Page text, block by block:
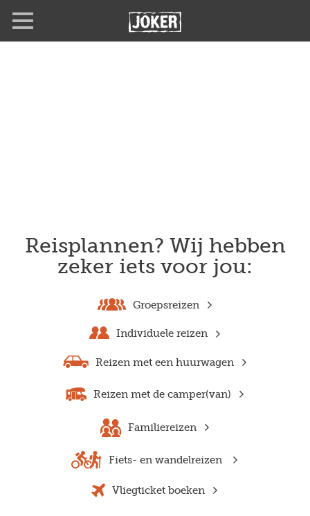
Reisplannen? Wij hebben
zeker iets voor jou:
Groepsreizen
Individuele reizen
Reizen met een huurwagen
Reizen met de camper(van)
Familiereizen
Fiets- en wandelreizen
Vliegticket boeken